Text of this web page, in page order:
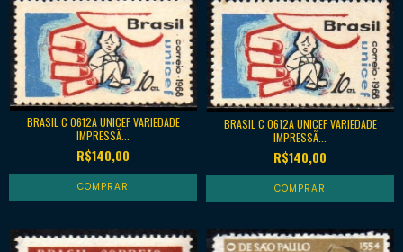
BRASIL C 0612A UNICEF VARIEDADE
IMPRESSÃ...
R$140,00
BRASIL C 0612A UNICEF VARIEDADE
IMPRESSÃ...
R$140,00